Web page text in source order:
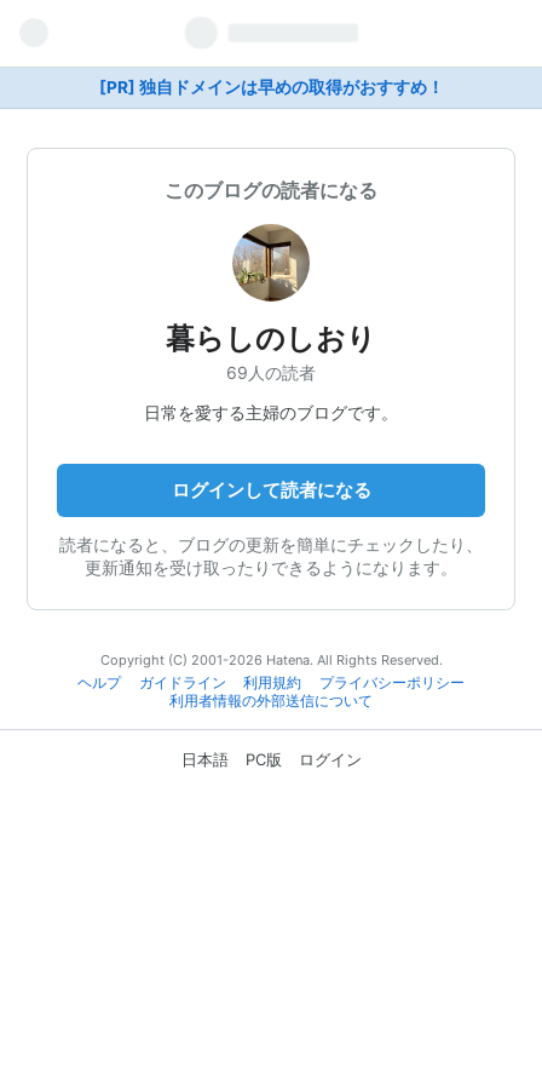
[PR] 独自ドメインは早めの取得がおすすめ！
このブログの読者になる
暮らしのしおり
69人の読者
日常を愛する主婦のブログです。
ログインして読者になる
読者になると、ブログの更新を簡単にチェックしたり、
更新通知を受け取ったりできるようになります。
Copyright (C) 2001-2026 Hatena. All Rights Reserved.
ヘルプ
ガイドライン 利用規約
プライバシーポリシー
利用者情報の外部送信について
日本語 PC版 ログイン